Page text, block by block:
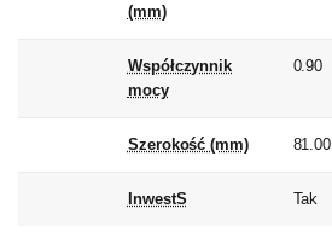
(mm)
Współczynnik
mocy
0.90
Szerokość (mm) 81.00
InwestS Tak